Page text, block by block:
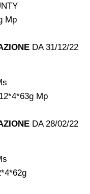
Mp
DA 31/12/22
Mp
DA 28/02/22